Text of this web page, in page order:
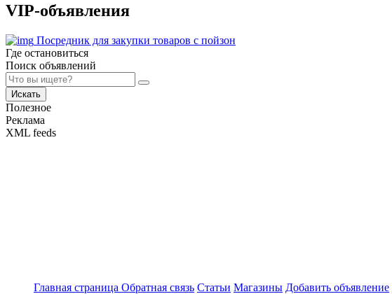
VIP-объявления
Посредник для закупки товаров с пойзон
Где остановиться
Поиск объявлений
Искать
Полезное
Реклама
XML feeds
Главная страница Обратная связь Статьи Магазины Добавить объявление